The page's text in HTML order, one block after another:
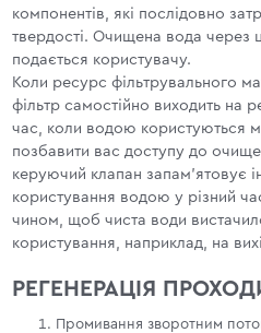
компонентів, які послідовно
твердості. Очищена вода через
подається користувачу.
Коли ресурс фільтрувального
фільтр самостійно виходить на
час, коли водою користуються
позбавити вас доступу до
керуючий клапан запам'ятовує
користування водою у різний
чином, щоб чиста води вистачило
користування, наприклад, на
РЕГЕНЕРАЦІЯ
Промивання зворотним